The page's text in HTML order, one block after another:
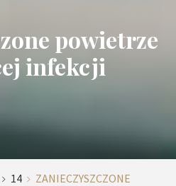
powietrze
infekcji
14
ZANIECZYSZCZONE